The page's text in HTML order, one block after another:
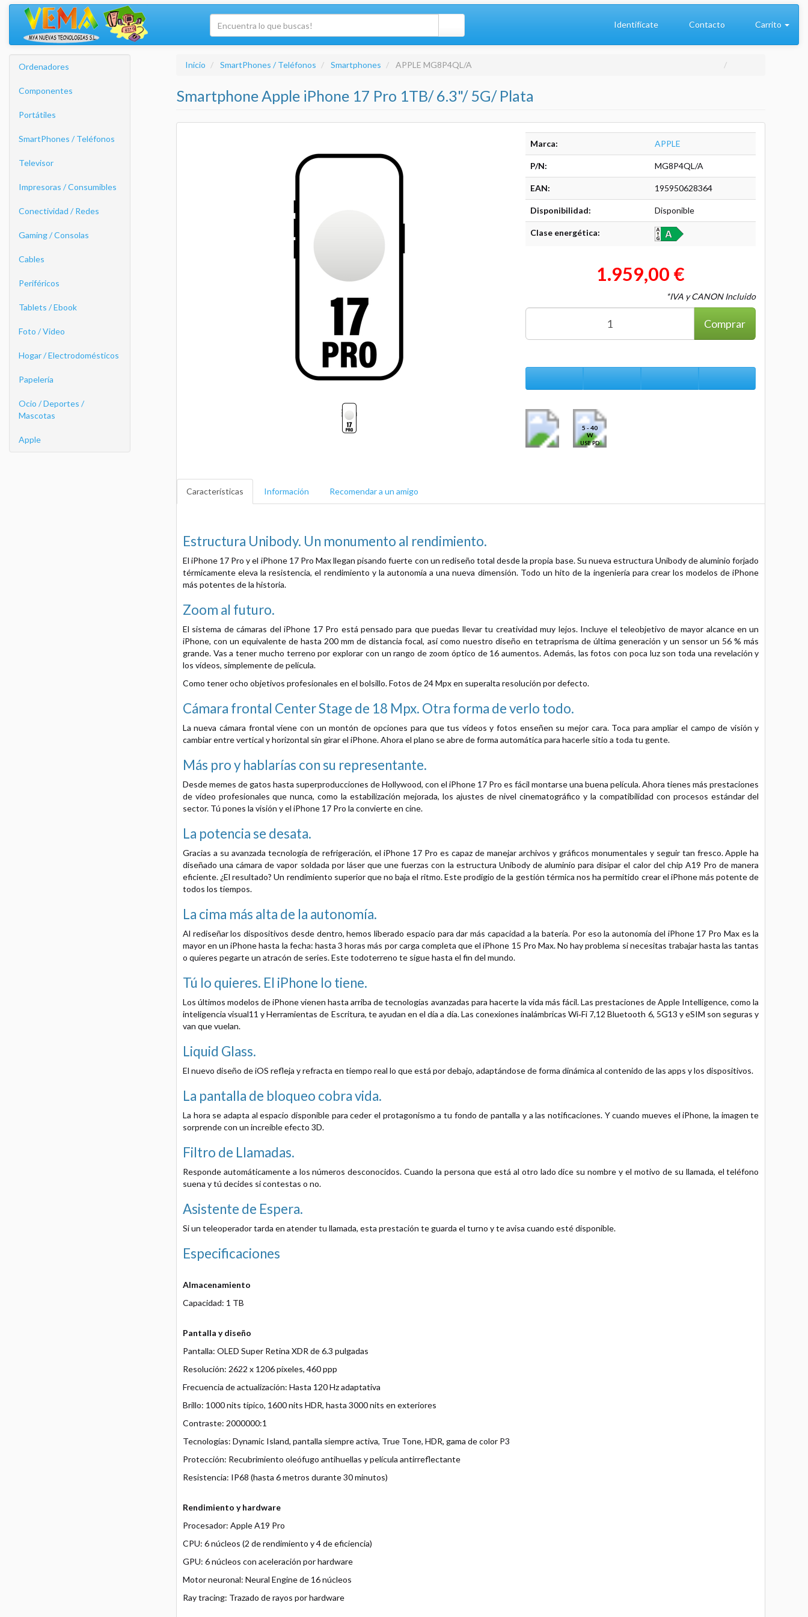
Identifícate Contacto Carrito
Ordenadores
Componentes
Portátiles
SmartPhones / Teléfonos
Televisor
Impresoras / Consumibles
Conectividad / Redes
Gaming / Consolas
Cables
Periféricos
Tablets / Ebook
Foto / Video
Hogar / Electrodomésticos
Papelería
Ocio / Deportes /
Mascotas
Apple
Inicio SmartPhones / Teléfonos Smartphones APPLE MG8P4QL/A
Smartphone Apple iPhone 17 Pro 1TB/ 6.3"/ 5G/ Plata
Marca: APPLE
P/N: MG8P4QL/A
EAN: 195950628364
Disponibilidad: Disponible
Clase energética:
1.959,00 €
*IVA y CANON Incluido
Comprar
5 - 40
W
USB PD
Características Información Recomendar a un amigo
Estructura Unibody. Un monumento al rendimiento.
El iPhone 17 Pro y el iPhone 17 Pro Max llegan pisando fuerte con un rediseño total desde la propia base. Su nueva estructura Unibody de aluminio forjado
térmicamente eleva la resistencia, el rendimiento y la autonomía a una nueva dimensión. Todo un hito de la ingeniería para crear los modelos de iPhone
más potentes de la historia.
Zoom al futuro.
El sistema de cámaras del iPhone 17 Pro está pensado para que puedas llevar tu creatividad muy lejos. Incluye el teleobjetivo de mayor alcance en un
iPhone, con un equivalente de hasta 200 mm de distancia focal, así como nuestro diseño en tetraprisma de última generación y un sensor un 56 % más
grande. Vas a tener mucho terreno por explorar con un rango de zoom óptico de 16 aumentos. Además, las fotos con poca luz son toda una revelación y
los vídeos, simplemente de película.
Como tener ocho objetivos profesionales en el bolsillo. Fotos de 24 Mpx en superalta resolución por defecto.
Cámara frontal Center Stage de 18 Mpx. Otra forma de verlo todo.
La nueva cámara frontal viene con un montón de opciones para que tus vídeos y fotos enseñen su mejor cara. Toca para ampliar el campo de visión y
cambiar entre vertical y horizontal sin girar el iPhone. Ahora el plano se abre de forma automática para hacerle sitio a toda tu gente.
Más pro y hablarías con su representante.
Desde memes de gatos hasta superproducciones de Hollywood, con el iPhone 17 Pro es fácil montarse una buena película. Ahora tienes más prestaciones
de vídeo profesionales que nunca, como la estabilización mejorada, los ajustes de nivel cinematográfico y la compatibilidad con procesos estándar del
sector. Tú pones la visión y el iPhone 17 Pro la convierte en cine.
La potenciase desata.
Gracias a su avanzada tecnología de refrigeración, el iPhone 17 Pro es capaz de manejar archivos y gráficos monumentales y seguir tan fresco. Apple ha
diseñado una cámara de vapor soldada por láser que une fuerzas con la estructura Unibody de aluminio para disipar el calor del chip A19 Pro de manera
eficiente. ¿El resultado? Un rendimiento superior que no baja el ritmo. Este prodigio de la gestión térmica nos ha permitido crear el iPhone más potente de
todos los tiempos.
La cima más alta de la autonomía.
Al rediseñar los dispositivos desde dentro, hemos liberado espacio para dar más capacidad a la batería. Por eso la autonomía del iPhone 17 Pro Max es la
mayor en un iPhone hasta la fecha: hasta 3 horas más por carga completa que el iPhone 15 Pro Max. No hay problema si necesitas trabajar hasta las tantas
o quieres pegarte un atracón de series. Este todoterreno te sigue hasta el fin del mundo.
Tú lo quieres. El iPhone lo tiene.
Los últimos modelos de iPhone vienen hasta arriba de tecnologías avanzadas para hacerte la vida más fácil. Las prestaciones de Apple Intelligence, como la
inteligencia visual11 y Herramientas de Escritura, te ayudan en el día a día. Las conexiones inalámbricas Wi‑Fi 7,12 Bluetooth 6, 5G13 y eSIM son seguras y
van que vuelan.
Liquid Glass.
El nuevo diseño de iOS refleja y refracta en tiempo real lo que está por debajo, adaptándose de forma dinámica al contenido de las apps y los dispositivos.
La pantalla de bloqueo cobra vida.
La hora se adapta al espacio disponible para ceder el protagonismo a tu fondo de pantalla y a las notificaciones. Y cuando mueves el iPhone, la imagen te
sorprende con un increíble efecto 3D.
Filtro de Llamadas.
Responde automáticamente a los números desconocidos. Cuando la persona que está al otro lado dice su nombre y el motivo de su llamada, el teléfono
suena y tú decides si contestas o no.
Asistente de Espera.
Si un teleoperador tarda en atender tu llamada, esta prestación te guarda el turno y te avisa cuando esté disponible.
Especificaciones
Almacenamiento
Capacidad: 1 TB
Pantalla y diseño
Pantalla: OLED Super Retina XDR de 6.3 pulgadas
Resolución: 2622 x 1206 píxeles, 460 ppp
Frecuencia de actualización: Hasta 120 Hz adaptativa
Brillo: 1000 nits típico, 1600 nits HDR, hasta 3000 nits en exteriores
Contraste: 2000000:1
Tecnologías: Dynamic Island, pantalla siempre activa, True Tone, HDR, gama de color P3
Protección: Recubrimiento oleófugo antihuellas y película antirreflectante
Resistencia: IP68 (hasta 6 metros durante 30 minutos)
Rendimiento y hardware
Procesador: Apple A19 Pro
CPU: 6 núcleos (2 de rendimiento y 4 de eficiencia)
GPU: 6 núcleos con aceleración por hardware
Motor neuronal: Neural Engine de 16 núcleos
Ray tracing: Trazado de rayos por hardware